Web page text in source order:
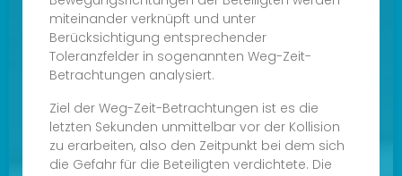
miteinander verknüpft und unter
Berücksichtigung entsprechender
Toleranzfelder in sogenannten Weg-Zeit-
Betrachtungen analysiert.
Ziel der Weg-Zeit-Betrachtungen ist es die
letzten Sekunden unmittelbar vor der Kollision
zu erarbeiten, also den Zeitpunkt bei dem sich
die Gefahr für die Beteiligten verdichtete. Die